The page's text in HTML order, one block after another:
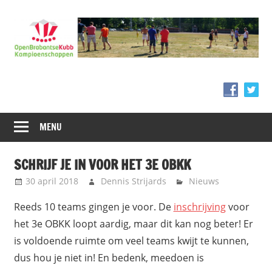
inhoud
MENU
SCHRIJF JE IN VOOR HET 3E OBKK
30 april 2018 Dennis Strijards Nieuws
Reeds 10 teams gingen je voor. De inschrijvingvoor
het 3e OBKK loopt aardig, maar dit kan nog beter! Er
is voldoende ruimte om veel teams kwijt te kunnen,
dus hou je niet in! En bedenk, meedoen is